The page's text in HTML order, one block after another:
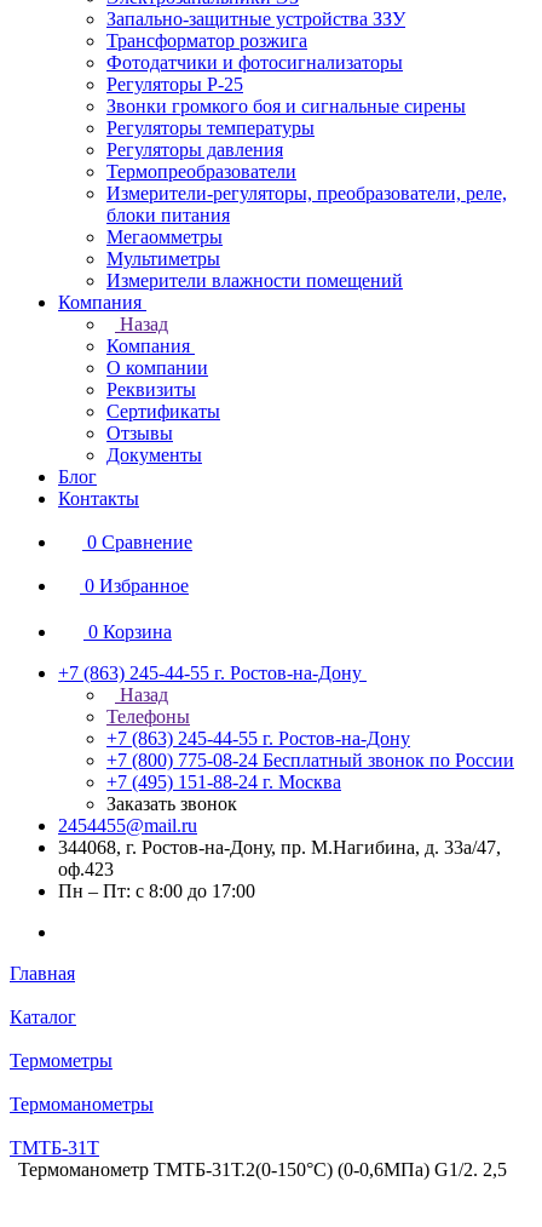
Запально-защитные устройства ЗЗУ
Трансформатор розжига
Фотодатчики и фотосигнализаторы
Регуляторы Р-25
Звонки громкого боя и сигнальные сирены
Регуляторы температуры
Регуляторы давления
Термопреобразователи
Измерители-регуляторы, преобразователи, реле,
блоки питания
Мегаомметры
Мультиметры
Измерители влажности помещений
Компания
Назад
Компания
О компании
Реквизиты
Сертификаты
Отзывы
Документы
Блог
Контакты
0 Сравнение
0 Избранное
0 Корзина
+7 (863) 245-44-55 г. Ростов-на-Дону
Назад
Телефоны
+7 (863) 245-44-55 г. Ростов-на-Дону
+7 (800) 775-08-24 Бесплатный звонок по России
+7 (495) 151-88-24 г. Москва
Заказать звонок
2454455@mail.ru
344068, г. Ростов-на-Дону, пр. М.Нагибина, д. 33а/47,
оф.423
Пн – Пт: с 8:00 до 17:00
Главная
Каталог
Термометры
Термоманометры
ТМТБ-31Т
Термоманометр ТМТБ-31Т.2(0-150°С) (0-0,6МПа) G1/2. 2,5